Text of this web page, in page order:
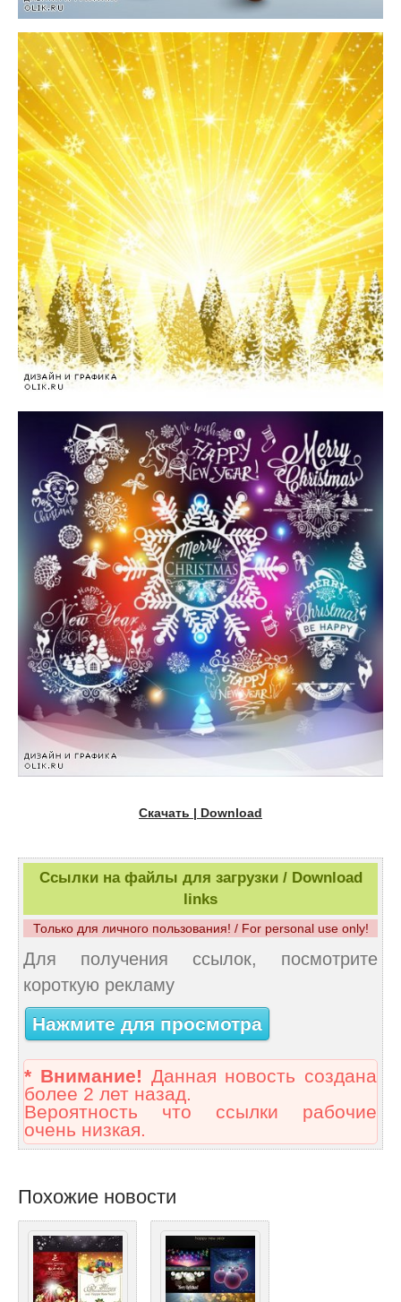
Скачать | Download
Ссылки на файлы для загрузки / Download
links
Только для личного пользования! / For personal use only!
Для получения ссылок, посмотрите
короткую рекламу
Нажмите для просмотра
* Внимание! Данная новость создана
более 2 лет назад.
Вероятность что ссылки рабочие
очень низкая.
Похожие новости